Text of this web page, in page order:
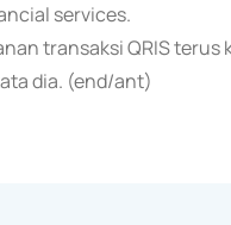
services.
transaksi QRIS
dia. (end/ant)